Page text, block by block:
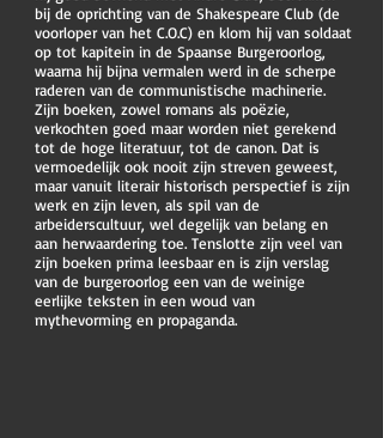
bij de oprichting van de Shakespeare Club (de
voorloper van het C.O.C) en klom hij van soldaat
op tot kapitein in de Spaanse Burgeroorlog,
waarna hij bijna vermalen werd in de scherpe
raderen van de communistische machinerie.
Zijn boeken, zowel romans als poëzie,
verkochten goed maar worden niet gerekend
tot de hoge literatuur, tot de canon. Dat is
vermoedelijk ook nooit zijn streven geweest,
maar vanuit literair historisch perspectief is zijn
werk en zijn leven, als spil van de
arbeiderscultuur, wel degelijk van belang en
aan herwaardering toe. Tenslotte zijn veel van
zijn boeken prima leesbaar en is zijn verslag
van de burgeroorlog een van de weinige
eerlijke teksten in een woud van
mythevorming en propaganda.